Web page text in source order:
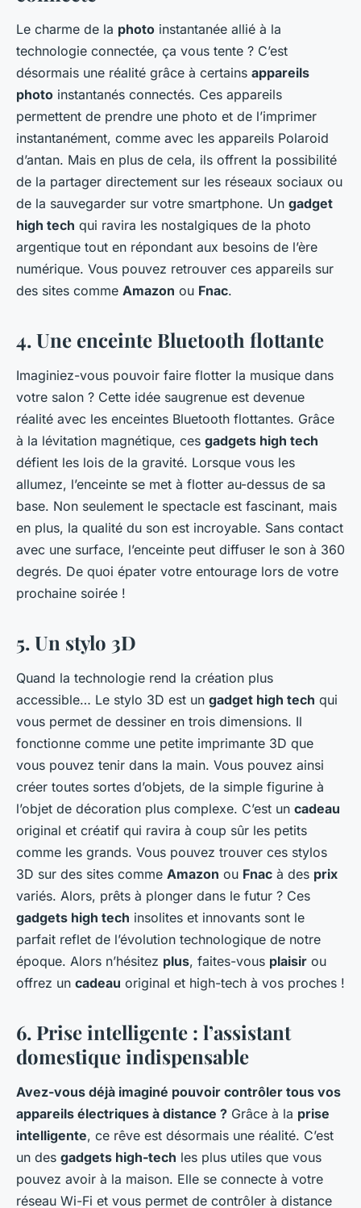
Le charme de la photo instantanée allié à la
technologie connectée, ça vous tente ? C’est
désormais une réalité grâce à certains appareils
photo instantanés connectés. Ces appareils
permettent de prendre une photo et de l’imprimer
instantanément, comme avec les appareils Polaroid
d’antan. Mais en plus de cela, ils offrent la possibilité
de la partager directement sur les réseaux sociaux ou
de la sauvegarder sur votre smartphone. Un gadget
high tech qui ravira les nostalgiques de la photo
argentique tout en répondant aux besoins de l’ère
numérique. Vous pouvez retrouver ces appareils sur
des sites comme Amazon ou Fnac.
4. Une enceinte Bluetooth flottante
Imaginiez-vous pouvoir faire flotter la musique dans
votre salon ? Cette idée saugrenue est devenue
réalité avec les enceintes Bluetooth flottantes. Grâce
à la lévitation magnétique, ces gadgets high tech
défient les lois de la gravité. Lorsque vous les
allumez, l’enceinte se met à flotter au-dessus de sa
base. Non seulement le spectacle est fascinant, mais
en plus, la qualité du son est incroyable. Sans contact
avec une surface, l’enceinte peut diffuser le son à 360
degrés. De quoi épater votre entourage lors de votre
prochaine soirée !
5. Un stylo 3D
Quand la technologie rend la création plus
accessible… Le stylo 3D est un gadget high tech qui
vous permet de dessiner en trois dimensions. Il
fonctionne comme une petite imprimante 3D que
vous pouvez tenir dans la main. Vous pouvez ainsi
créer toutes sortes d’objets, de la simple figurine à
l’objet de décoration plus complexe. C’est un cadeau
original et créatif qui ravira à coup sûr les petits
comme les grands. Vous pouvez trouver ces stylos
3D sur des sites comme Amazon ou Fnac à des prix
variés. Alors, prêts à plonger dans le futur ? Ces
gadgets high tech insolites et innovants sont le
parfait reflet de l’évolution technologique de notre
époque. Alors n’hésitez plus, faites-vous plaisir ou
offrez un cadeau original et high-tech à vos proches !
6. Prise intelligente : l’assistant
domestique indispensable
Avez-vous déjà imaginé pouvoir contrôler tous vos
appareils électriques à distance ? Grâce à la prise
intelligente, ce rêve est désormais une réalité. C’est
un des gadgets high-tech les plus utiles que vous
pouvez avoir à la maison. Elle se connecte à votre
réseau Wi-Fi et vous permet de contrôler à distance